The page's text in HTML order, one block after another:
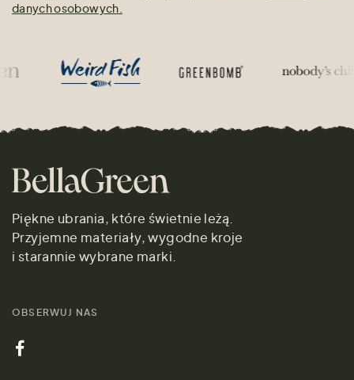
danych osobowych.
Piękne ubrania, które świetnie leżą.
Przyjemne materiały, wygodne kroje
i starannie wybrane marki.
OBSERWUJ NAS